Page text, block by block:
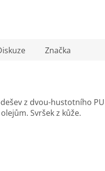
Značka
z dvou-hustotního
Svršek z kůže.